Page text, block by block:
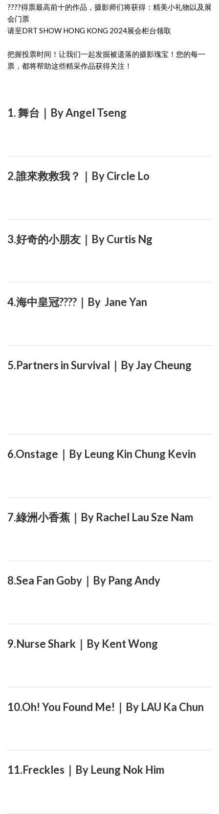
????得票最高前十的作品，摄影师们将获得：精美小礼物以及展
会门票
请至DRT SHOW HONG KONG 2024展会柜台领取
把握投票时间！让我们一起发掘被遗落的摄影瑰宝！您的每一
票，都将帮助这些精采作品获得关注！
1. 舞台｜By Angel Tseng
2.誰來救救我？｜By Circle Lo
3.好奇的小朋友｜By Curtis Ng
4.海中皇冠????｜By Jane Yan
5.Partners in Survival｜By Jay Cheung
6.Onstage｜By Leung Kin Chung Kevin
7.綠洲小香蕉｜By Rachel Lau Sze Nam
8.Sea Fan Goby｜By Pang Andy
9.Nurse Shark｜By Kent Wong
10.Oh! You Found Me!｜By LAU Ka Chun
11.Freckles｜By Leung Nok Him